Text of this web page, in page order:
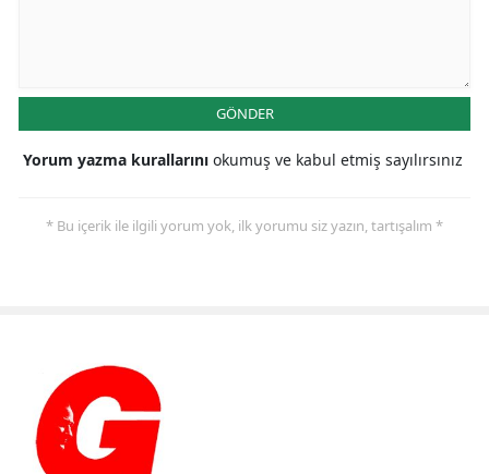
GÖNDER
Yorum yazma kurallarını okumuş ve kabul etmiş sayılırsınız
* Bu içerik ile ilgili yorum yok, ilk yorumu siz yazın, tartışalım *